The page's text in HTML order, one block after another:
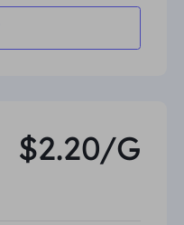
$2.20/G